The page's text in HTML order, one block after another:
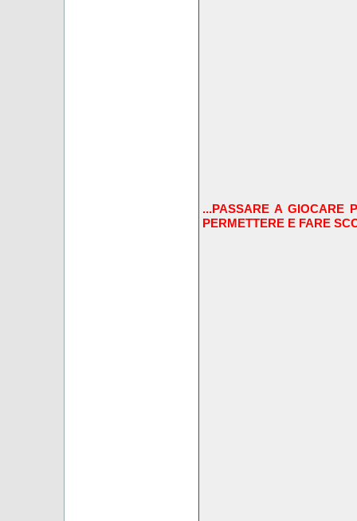
...PASSARE A GIOCARE
PERMETTERE E FARE